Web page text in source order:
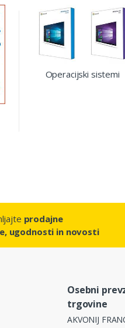
Operacijski sistemi
prodajne
ugodnosti in novosti
Osebni
trgovine
AKVONIJ